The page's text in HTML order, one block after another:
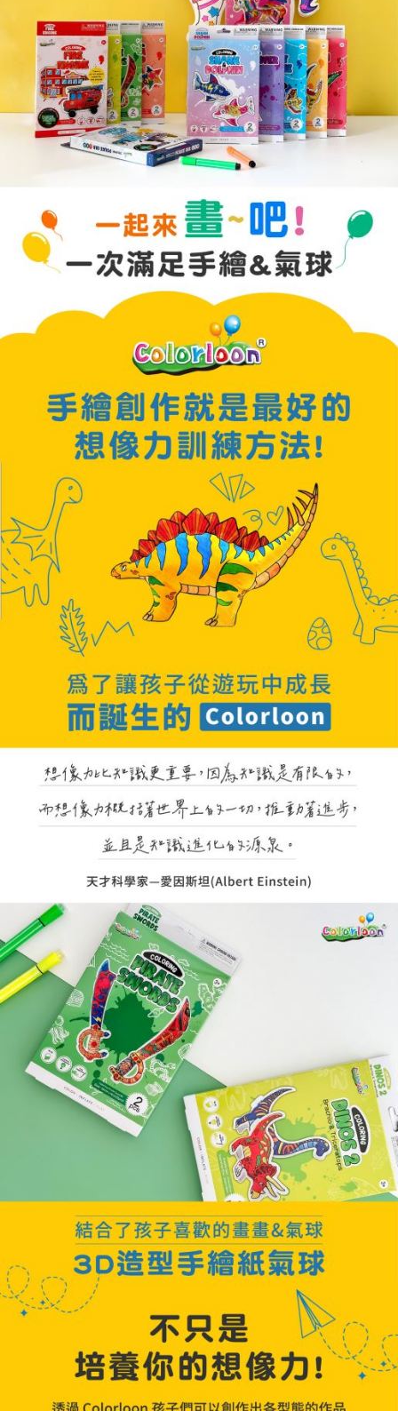
１．透過由恩沛科技股份有限公司提供之「AFTEE先享後付」服務完成之交
易，需依本服務之必要範圍內提供個人資料，並將交易相關給付款項請求債
權轉讓予恩沛科技股份有限公司。
２．關於個人資料處理事宜，請瀏覽以下網址：
https://aftee.tw/terms/#terms3
３．未成年的使用者請事先徵得法定代理人或監護人之同意方可使用
「AFTEE先享後付」，若未經同意申辦者引起之損失，本公司不負相關責
４．使用「AFTEE先享後付」時，將依據個別帳號之用戶狀況，依本公司即
５．嚴禁一人註冊多個帳號或使用他人資訊註冊。若發現惡意使用之情形，
恩沛科技股份有限公司將有權停止該用戶之使用額度並採取法律行動。